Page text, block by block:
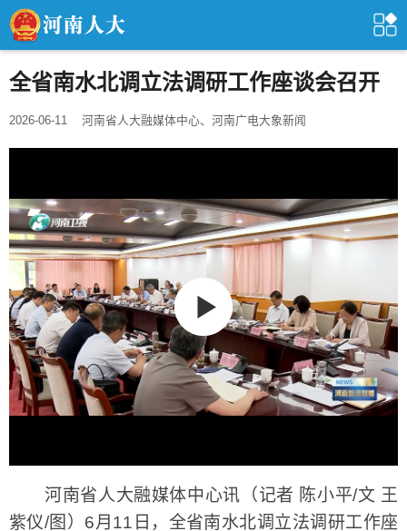
全省南水北调立法调研工作座谈会召开
2026-06-11 河南省人大融媒体中心、河南广电大象新闻
河南省人大融媒体中心讯（记者 陈小平/文 王
紫仪/图）6月11日，全省南水北调立法调研工作座